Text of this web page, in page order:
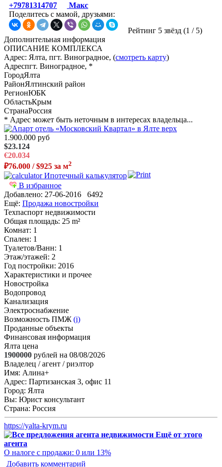
+79781314707
Макс
Поделитесь с мамой, друзьями:
Рейтинг 5 звёзд (1 / 5)
Дополнительная информация
ОПИСАНИЕ КОМПЛЕКСА
Адрес: Ялта, пгт. Виноградное, (смотреть карту)
Адреспгт. Виноградное, *
ГородЯлта
РайонЯлтинский район
РегионЮБК
ОбластьКрым
СтранаРоссия
* Адрес может быть неточным в интересах владельца...
1.900.000 руб
$23.124
€20.034
₽76.000 / $925 за м2
Ипотечный калькулятор
В избранное
Добавлено: 27-06-2016 6492
Ещё: Продажа новостройки
Техпаспорт недвижимости
Общая площадь: 25 m²
Комнат: 1
Спален: 1
Туалетов/Ванн: 1
Этаж/этажей: 2
Год постройки: 2016
Характеристики и прочее
Новостройка
Водопровод
Канализация
Электроснабжение
Возможность ПМЖ (i)
Проданные объекты
Финансовая информация
Ялта цена
1900000 рублей на 08/08/2026
Владелец / агент / риэлтор
Имя: Алина+
Адрес: Партизанская 3, офис 11
Город: Ялта
Вы: Юрист консультант
Страна: Россия
https://yalta-krym.ru
Ещё от этого
агента
О налоге с продажи: 0 или 13%
Добавить комментарий